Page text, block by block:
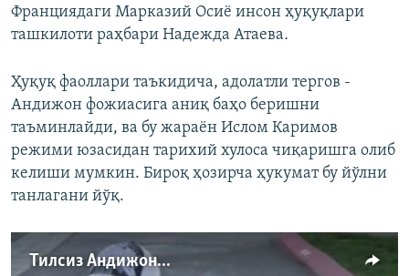
Франциядаги Марказий Осиё инсон ҳуқуқлари
ташкилоти раҳбари Надежда Атаева.
Ҳуқуқ фаоллари таъкидича, адолатли тергов -
Андижон фожиасига аниқ баҳо беришни
таъминлайди, ва бу жараён Ислом Каримов
режими юзасидан тарихий хулоса чиқаришга олиб
келиши мумкин. Бироқ ҳозирча ҳукумат бу йўлни
танлагани йўқ.
Тилсиз Андижон...